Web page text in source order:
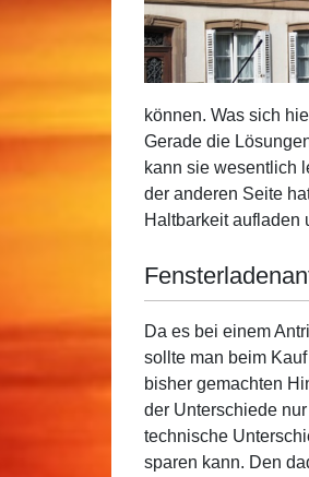
können. Was sich
Gerade die
kann sie wesentlich
der anderen Seite
Haltbarkeit aufladen
Da es bei einem
sollte man beim
bisher gemachten
der Unterschiede
technische
sparen kann. Den